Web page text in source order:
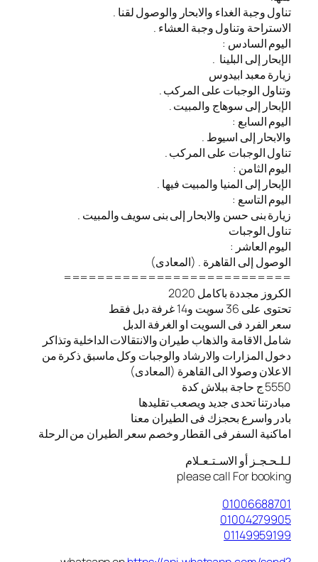
تناول وجبة الغداء والابحار والوصول لقنا .
الاستراحة وتناول وجبة العشاء .
اليوم السادس :
الإبحار إلى البلينا .
زيارة معبد ابيدوس
وتناول الوجبات على المركب .
الإبحار إلى سوهاج والمبيت .
اليوم السابع :
والابحار إلى اسيوط .
تناول الوجبات على المركب .
اليوم الثامن :
الإبحار إلى المنيا والمبيت فيها .
اليوم التاسع :
زيارة بنى حسن والابحار إلى بنى سويف والمبيت .
تناول الوجبات
اليوم العاشر :
الوصول إلى القاهرة . (المعادى)
===========================
الكروز مجددة باكامل 2020
تحتوى على 36 سويت و14 غرفة دبل فقط
سعر الفرد فى السويت او الغرفة الدبل
شامل الاقامة والذهاب طيران والانتقالات الداخلية وتذاكر
دخول المزارات والارشاد والوجبات وكل ماسبق ذكرة من
الاعلان وصولا الى القاهرة (المعادى)
5550 ج حاجة ببلاش كدة
مبادرتنا تحدى جديد ويصعب تقليدها
بادر واسرع بحجزك فى الطيران معنا
️اماكنية السفر فى القطار وخصم سعر الطيران من الرحلة
لـلـحـجـز أو الاسـتـعـلام
please call For booking
01006688701
01004279905
01149959199